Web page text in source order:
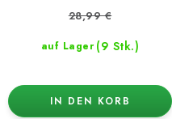
auf Lager (9 Stk.)
28,99 €
IN DEN KORB